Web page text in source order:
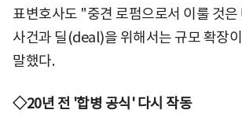
표변호사도 "중견 로펌으로서 이룰 것은
사건과 딜(deal)을 위해서는 규모 확장
말했다.
◇20년 전 '합병 공식' 다시 작동